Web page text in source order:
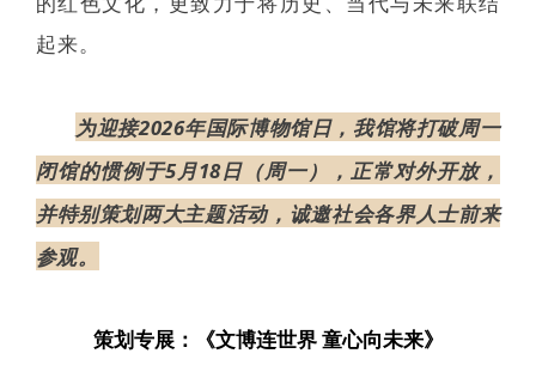
起来。
为迎接2026年国际博物馆日，我馆将打破周一
闭馆的惯例于5月18日（周一），正常对外开放，
并特别策划两大主题活动，诚邀社会各界人士前来
参观。
策划专展：《文博连世界 童心向未来》